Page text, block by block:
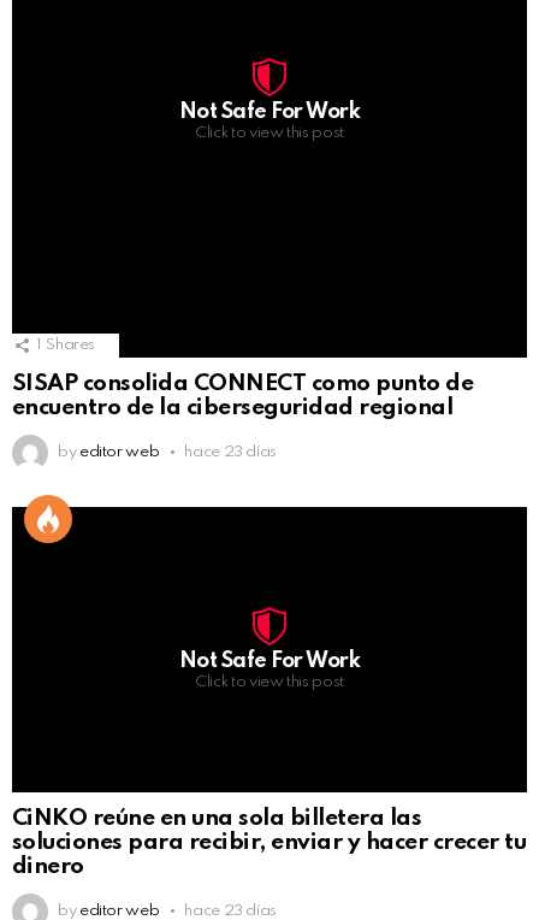
Not Safe For Work
Click to view this post
1 Shares
SISAP consolida CONNECT como punto de
encuentro de la ciberseguridad regional
by editor web hace 23 días
Not Safe For Work
Click to view this post
CiNKO reúne en una sola billetera las
soluciones para recibir, enviar y hacer crecer tu
dinero
by editor web hace 23 días